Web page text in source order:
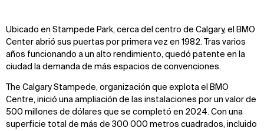
Ubicado en Stampede Park, cerca del centro de Calgary, el BMO
Center abrió sus puertas por primera vez en 1982. Tras varios
años funcionando a un alto rendimiento, quedó patente en la
ciudad la demanda de más espacios de convenciones.
The Calgary Stampede, organización que explota el BMO
Centre, inició una ampliación de las instalaciones por un valor de
500 millones de dólares que se completó en 2024. Con una
superficie total de más de 300 000 metros cuadrados, incluido